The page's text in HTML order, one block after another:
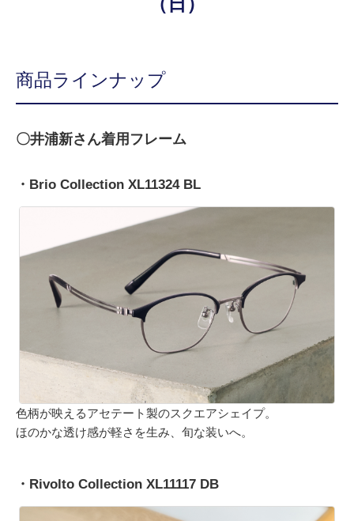
商品ラインナップ
〇井浦新さん着用フレーム
・Brio Collection XL11324 BL
色柄が映えるアセテート製のスクエアシェイプ。
ほのかな透け感が軽さを生み、旬な装いへ。
・Rivolto Collection XL11117 DB